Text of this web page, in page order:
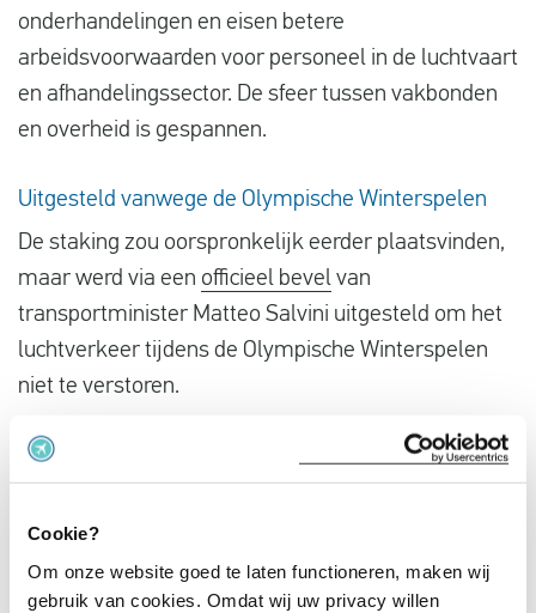
Cookie?
Om onze website goed te laten functioneren, maken wij
gebruik van cookies. Omdat wij uw privacy willen
onderhandelingen en eisen betere
arbeidsvoorwaarden voor personeel in de luchtvaart
en afhandelingssector. De sfeer tussen vakbonden
en overheid is gespannen.
Uitgesteld vanwege de Olympische Winterspelen
De staking zou oorspronkelijk eerder plaatsvinden,
maar werd via een officieel bevel van
transportminister Matteo Salvini uitgesteld om het
luchtverkeer tijdens de Olympische Winterspelen
niet te verstoren.
Tijdens de Spelen reizen duizenden atleten,
delegaties en toeschouwers via de luchthavens van
verplaatst naar 26 februari, een paar dagen na de